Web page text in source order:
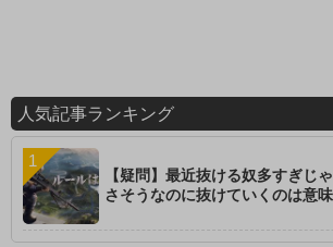
人気記事ランキング
【疑問】最近抜ける奴多すぎじ
さそうなのに抜けていくのは意